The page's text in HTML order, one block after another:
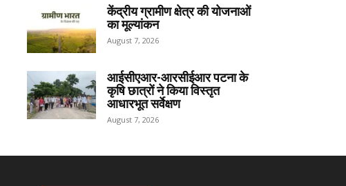
केंद्रीय ग्रामीण क्षेत्र की योजनाओं
का मूल्यांकन
August 7, 2026
आईसीएआर-आरसीईआर पटना के
कृषि छात्रों ने किया विस्तृत
आधारभूत सर्वेक्षण
August 7, 2026